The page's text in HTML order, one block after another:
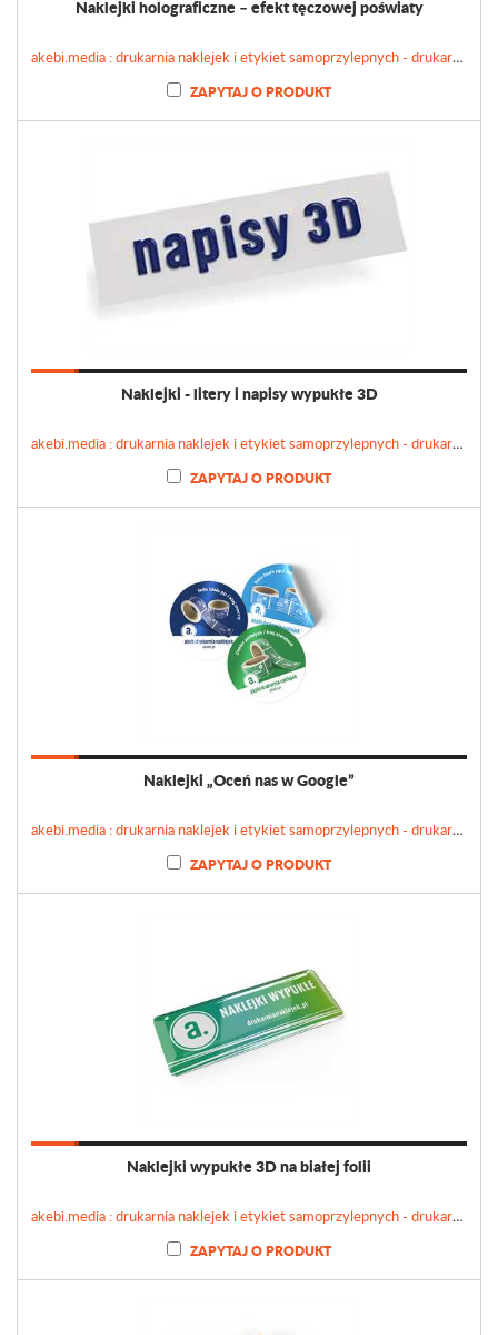
Naklejki holograficzne – efekt tęczowej poświaty
akebi.media : drukarnia naklejek i etykiet samoprzylepnych - drukarnianaklejek.pl
ZAPYTAJ O PRODUKT
Naklejki - litery i napisy wypukłe 3D
akebi.media : drukarnia naklejek i etykiet samoprzylepnych - drukarnianaklejek.pl
ZAPYTAJ O PRODUKT
Naklejki „Oceń nas w Google”
akebi.media : drukarnia naklejek i etykiet samoprzylepnych - drukarnianaklejek.pl
ZAPYTAJ O PRODUKT
Naklejki wypukłe 3D na białej folii
akebi.media : drukarnia naklejek i etykiet samoprzylepnych - drukarnianaklejek.pl
ZAPYTAJ O PRODUKT